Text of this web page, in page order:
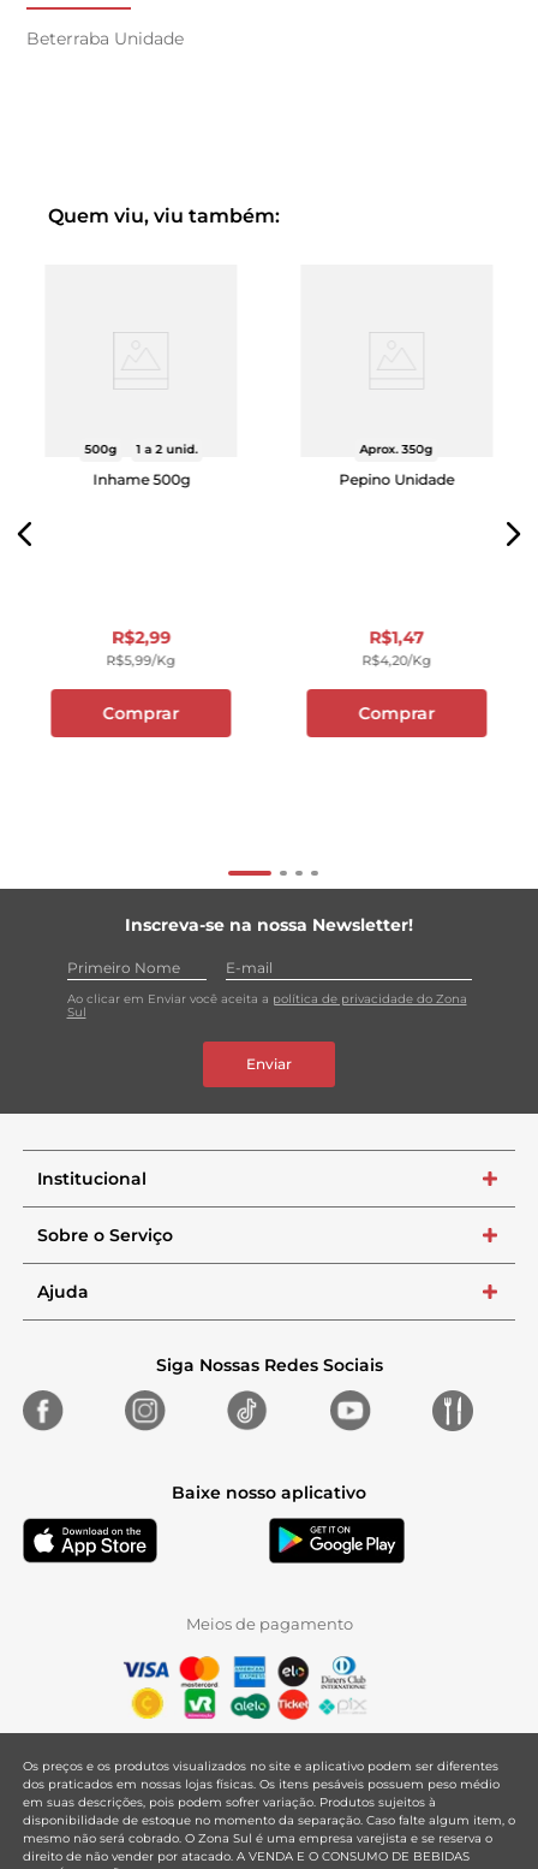
Beterraba Unidade
Quem viu, viu também:
500g 1 a 2 unid.
Inhame 500g
R$2,99
R$5,99/kg
Comprar
Aprox. 350g
Pepino Unidade
R$1,47
R$4,20/kg
Comprar
Inscreva-se na nossa Newsletter!
Ao clicar em Enviar você aceita a política de privacidade do Zona
Sul
Enviar
Institucional +
Sobre o Serviço +
Ajuda +
Siga Nossas Redes Sociais
Baixe nosso aplicativo
Meios de pagamento
Os preços e os produtos visualizados no site e aplicativo podem ser diferentes
dos praticados em nossas lojas físicas. Os itens pesáveis possuem peso médio
em suas descrições, pois podem sofrer variação. Produtos sujeitos à
disponibilidade de estoque no momento da separação. Caso falte algum item, o
mesmo não será cobrado. O Zona Sul é uma empresa varejista e se reserva o
direito de não vender por atacado. A VENDA E O CONSUMO DE BEBIDAS